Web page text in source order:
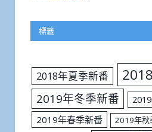
標籤
2018年夏季新番
2019年冬季新番
2019年春季新番
2019年秋